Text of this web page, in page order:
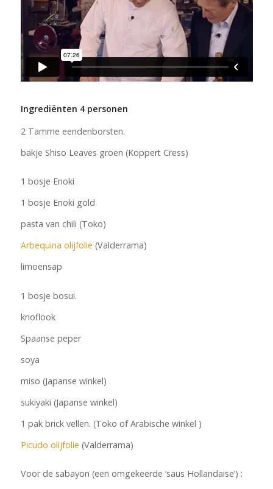
Ingrediënten 4 personen
2 Tamme eendenborsten.
bakje Shiso Leaves groen (Koppert Cress)
1 bosje Enoki
1 bosje Enoki gold
pasta van chili (Toko)
Arbequina olijfolie (Valderrama)
limoensap
1 bosje bosui.
knoflook
Spaanse peper
soya
miso (Japanse winkel)
sukiyaki (Japanse winkel)
1 pak brick vellen. (Toko of Arabische winkel )
Picudo olijfolie (Valderrama)
Voor de sabayon (een omgekeerde ‘saus Hollandaise’) :